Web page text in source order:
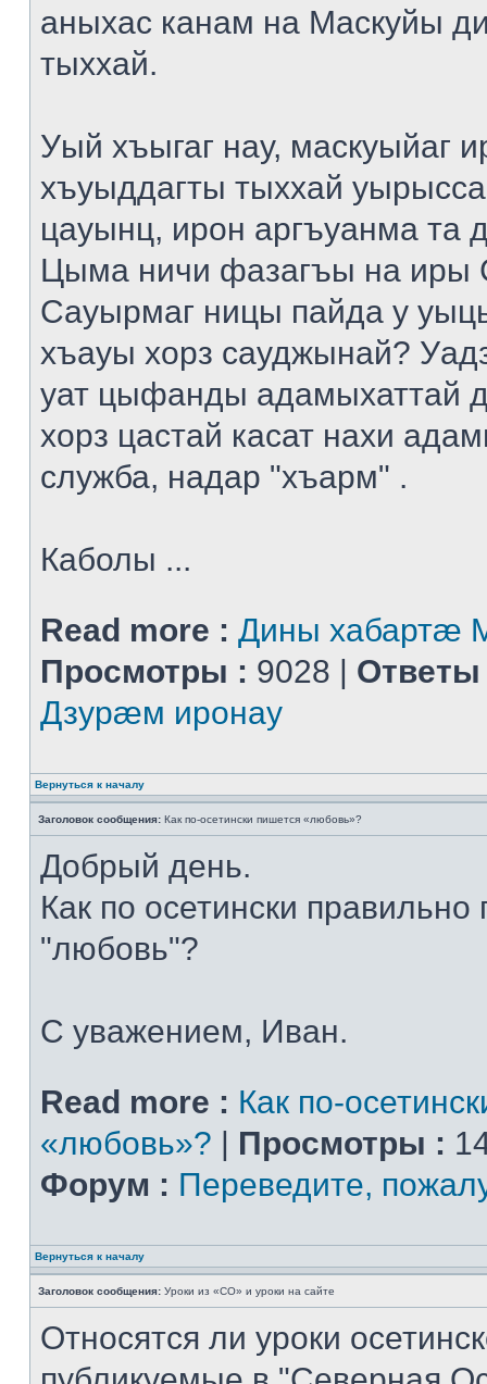
аныхас канам на Маскуйы
тыххай.
Уый хъыгаг нау, маскуыйаг
хъуыддагты тыххай
цауынц, ирон аргъуанма та
Цыма ничи фазагъы на иры
Сауырмаг ницы пайда у
хъауы хорз сауджынай?
уат цыфанды адамыхаттай
хорз цастай касат нахи
служба, надар "хъарм" .
Каболы ...
Read more : Дины хабартæ
Просмотры : 9028 | Ответы
Дзурæм иронау
Вернуться к началу
Заголовок сообщения: Как по-осетински пишется «любовь»?
Добрый день.
Как по осетински
"любовь"?
С уважением, Иван.
Read more : Как по-
«любовь»? | Просмотры :
Форум : Переведите,
Вернуться к началу
Заголовок сообщения: Уроки из «СО» и уроки на сайте
Относятся ли уроки